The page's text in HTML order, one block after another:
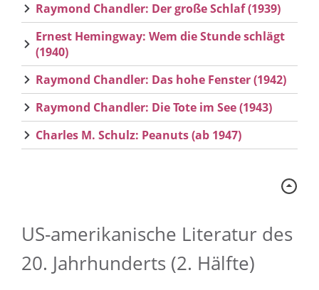
Raymond Chandler: Der große Schlaf (1939)
Ernest Hemingway: Wem die Stunde schlägt
(1940)
Raymond Chandler: Das hohe Fenster (1942)
Raymond Chandler: Die Tote im See (1943)
Charles M. Schulz: Peanuts (ab 1947)
US-amerikanische Literatur des
20. Jahrhunderts (2. Hälfte)